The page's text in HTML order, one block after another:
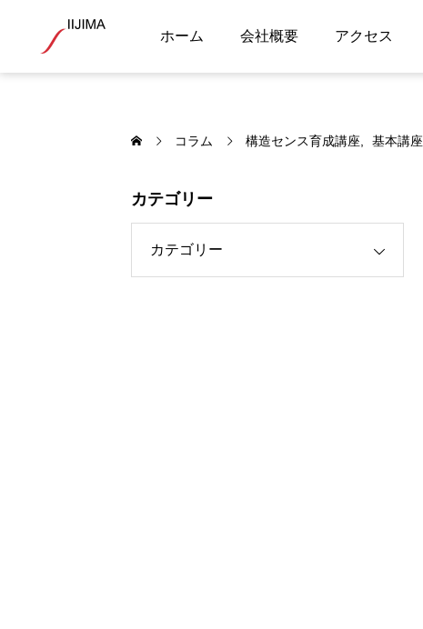
ホーム 会社概要 アクセス
コラム 構造センス育成講座 基本講座
カテゴリー